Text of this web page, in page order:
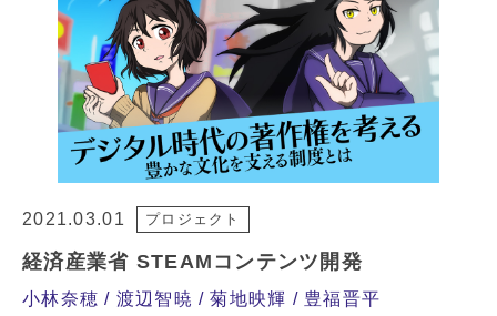
2021.03.01 プロジェクト
経済産業省 STEAMコンテンツ開発
小林奈穂 渡辺智暁 菊地映輝 豊福晋平